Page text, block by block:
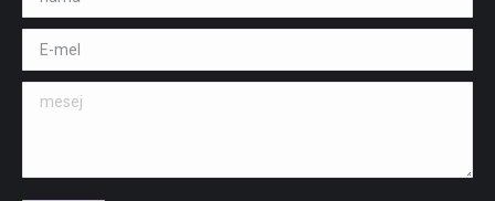
E-mel *
mesej